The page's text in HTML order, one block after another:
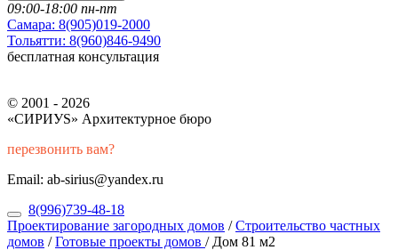
09:00-18:00 пн-пт
Самара: 8(905)019-2000
Тольятти: 8(960)846-9490
бесплатная консультация
© 2001 - 2026
«СИРИУS» Архитектурное бюро
перезвонить вам?
Email: ab-sirius@yandex.ru
8(996)739-48-18
Проектирование загородных домов /Строительство частных
домов /Готовые проекты домов / Дом 81 м2